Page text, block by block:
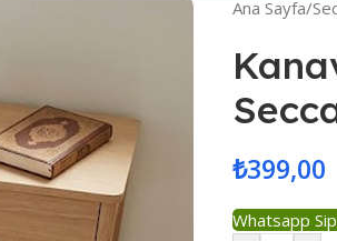
Ana Sayfa/
₺399,00
Whatsapp